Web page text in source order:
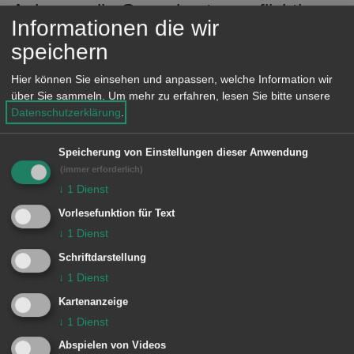
Aalen an die Gewerbesteuerpflichtigen
verschickt hat.
Die Steuern müssen bis zum Montag,
16.11.2015 auf einem Konto der
Stadtkasse Aalen gutgeschrieben sein.
Achtung
Die Zahlung per Scheck gilt jedoch erst
3 Tage nach dem Tag des Eingangs bei
der Stadtkasse als geleistet
(Eingangsstempel ist maßgebend).
Informationen die wir
speichern
Hier können Sie einsehen und anpassen, welche Information wir
über Sie sammeln. Um mehr zu erfahren, lesen Sie bitte unsere
Datenschutzerklärung.
Speicherung von Einstellungen dieser Anwendung
(immer erforderlich)
↓ 1 Dienst
Vorlesefunktion für Text
↓ 1 Dienst
Schriftdarstellung
↓ 1 Dienst
Kartenanzeige
↓ 1 Dienst
Abspielen von Videos